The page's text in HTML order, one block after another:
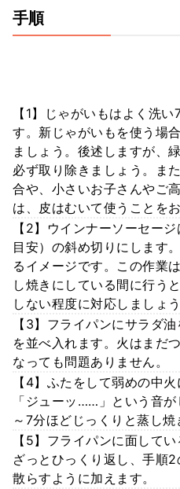
手順
【1】じゃがいもはよく洗
す。新じゃがいもを使う場
ましょう。後述しますが、
必ず取り除きましょう。ま
合や、小さいお子さんやご
は、皮はむいて使うことを
【2】ウインナーソーセー
目安）の斜め切りにします
るイメージです。この作業
し焼きにしている間に行う
しない程度に対応しましょう
【3】フライパンにサラダ
を並べ入れます。火はまだ
なっても問題ありません。
【4】ふたをして弱めの中
「ジューッ……」という音
～7分ほどじっくりと蒸し焼
【5】フライパンに面して
ざっとひっくり返し、手順
散らすように加えます。